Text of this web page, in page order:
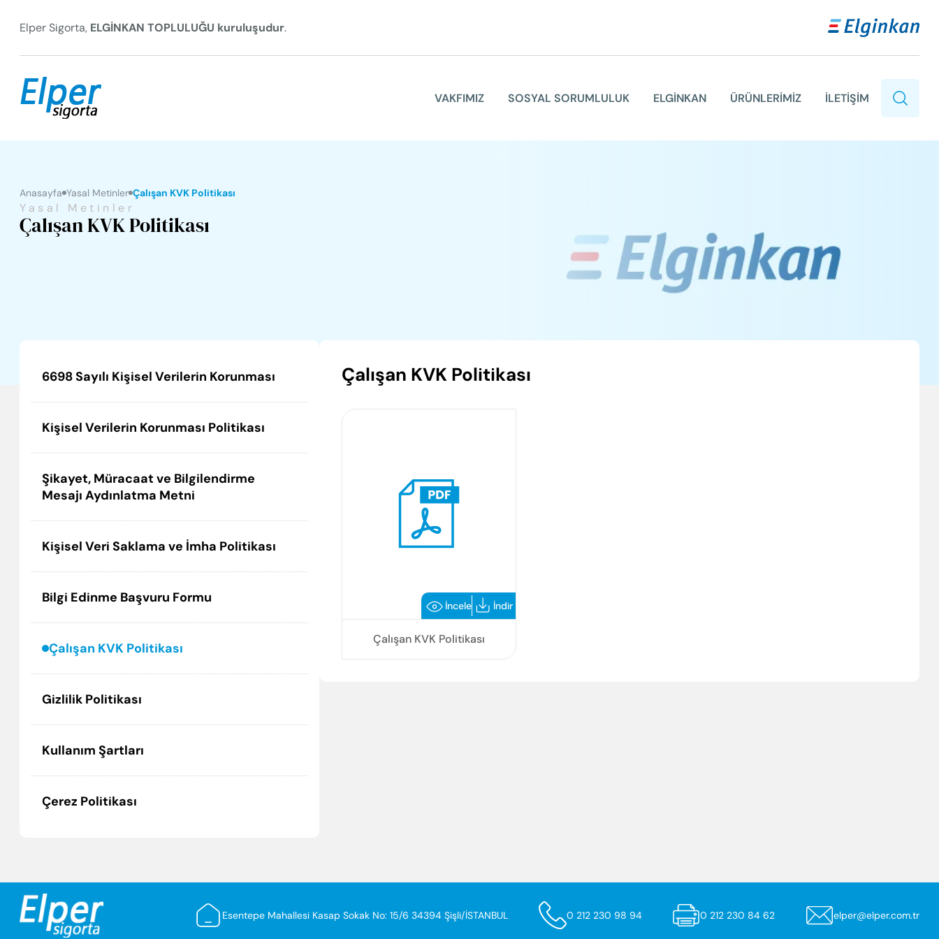
Elper Sigorta, ELGİNKAN TOPLULUĞU kuruluşudur.
VAKFIMIZ SOSYAL SORUMLULUK ELGİNKAN ÜRÜNLERİMİZ İLETİŞİM
VAKFIMIZ
Anasayfa Yasal Metinler Çalışan KVK Politikası
Yasal Metinler
Çalışan KVK Politikası
6698 Sayılı Kişisel Verilerin Korunması
Kişisel Verilerin Korunması Politikası
Şikayet, Müracaat ve Bilgilendirme
Mesajı Aydınlatma Metni
Kişisel Veri Saklama ve İmha Politikası
Bilgi Edinme Başvuru Formu
Çalışan KVK Politikası
Gizlilik Politikası
Kullanım Şartları
Çerez Politikası
Çalışan KVK Politikası
İncele İndir
Çalışan KVK Politikası
Esentepe Mahallesi Kasap Sokak No: 15/6 34394 Şişli/İSTANBUL 0 212 230 98 94 0 212 230 84 62 elper@elper.com.tr